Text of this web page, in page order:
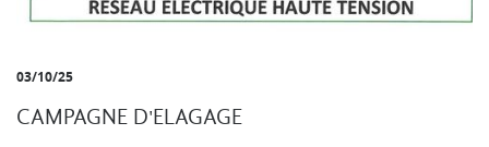
03/10/25
CAMPAGNE D'ELAGAGE